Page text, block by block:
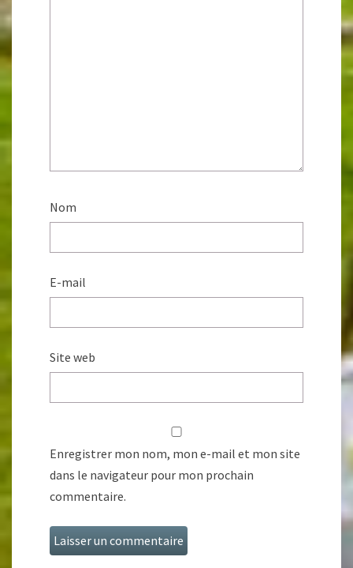
Nom
E-mail
Site web
Enregistrer mon nom, mon e-mail et mon site
dans le navigateur pour mon prochain
commentaire.